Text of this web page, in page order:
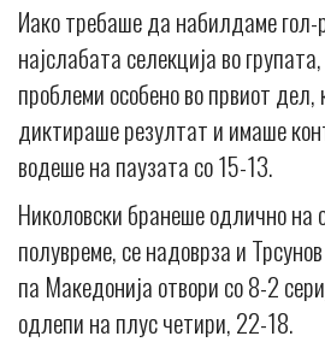
Иако требаше да набилдаме гол-
најслабата селекција во
проблеми особено во првиот дел,
диктираше резултат и имаше
водеше на паузата со 15-13.
Николовски бранеше одлично на
полувреме, се надоврза и
па Македонија отвори со 8-2
одлепи на плус четири, 22-18.